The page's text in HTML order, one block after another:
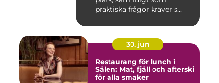
praktiska frågor kräver s...
30. jun
Restaurang för lunch i
Sälen: Mat, fjäll och afterski
för alla smaker